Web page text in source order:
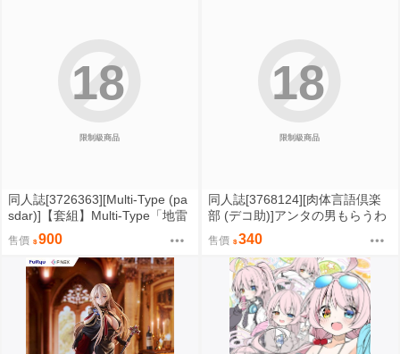
限制級商品
18
同人誌[3726363][Multi-Type (pa
sdar)]【套組】Multi-Type「地雷
系彼女はいかがですか」セット
(原創)
售價 900
限制級商品
18
同人誌[3768124][肉体言語倶楽
部 (デコ助)]アンタの男もらうわ
よ (吊帶襪天使)
售價 340